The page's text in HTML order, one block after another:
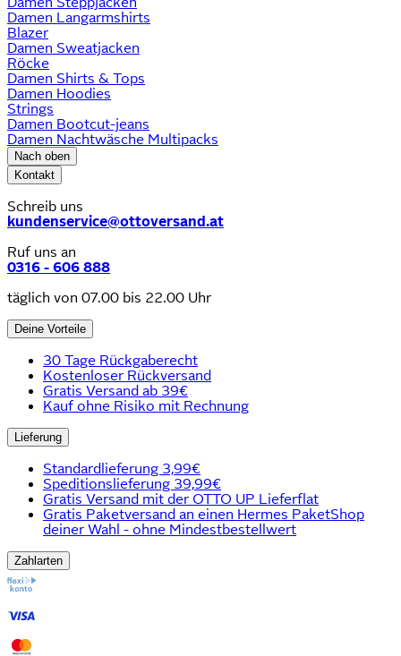
Damen Langarmshirts
Blazer
Damen Sweatjacken
Röcke
Damen Shirts & Tops
Damen Hoodies
Strings
Damen Bootcut-jeans
Damen Nachtwäsche Multipacks
Nach oben
Kontakt
Schreib uns
kundenservice@ottoversand.at
Ruf uns an
0316 - 606 888
täglich von 07.00 bis 22.00 Uhr
Deine Vorteile
30 Tage Rückgaberecht
Kostenloser Rückversand
Gratis Versand ab 39€
Kauf ohne Risiko mit Rechnung
Lieferung
Standardlieferung 3,99€
Speditionslieferung 39,99€
Gratis Versand mit der OTTO UP Lieferflat
Gratis Paketversand an einen Hermes PaketShop
deiner Wahl - ohne Mindestbestellwert
Zahlarten